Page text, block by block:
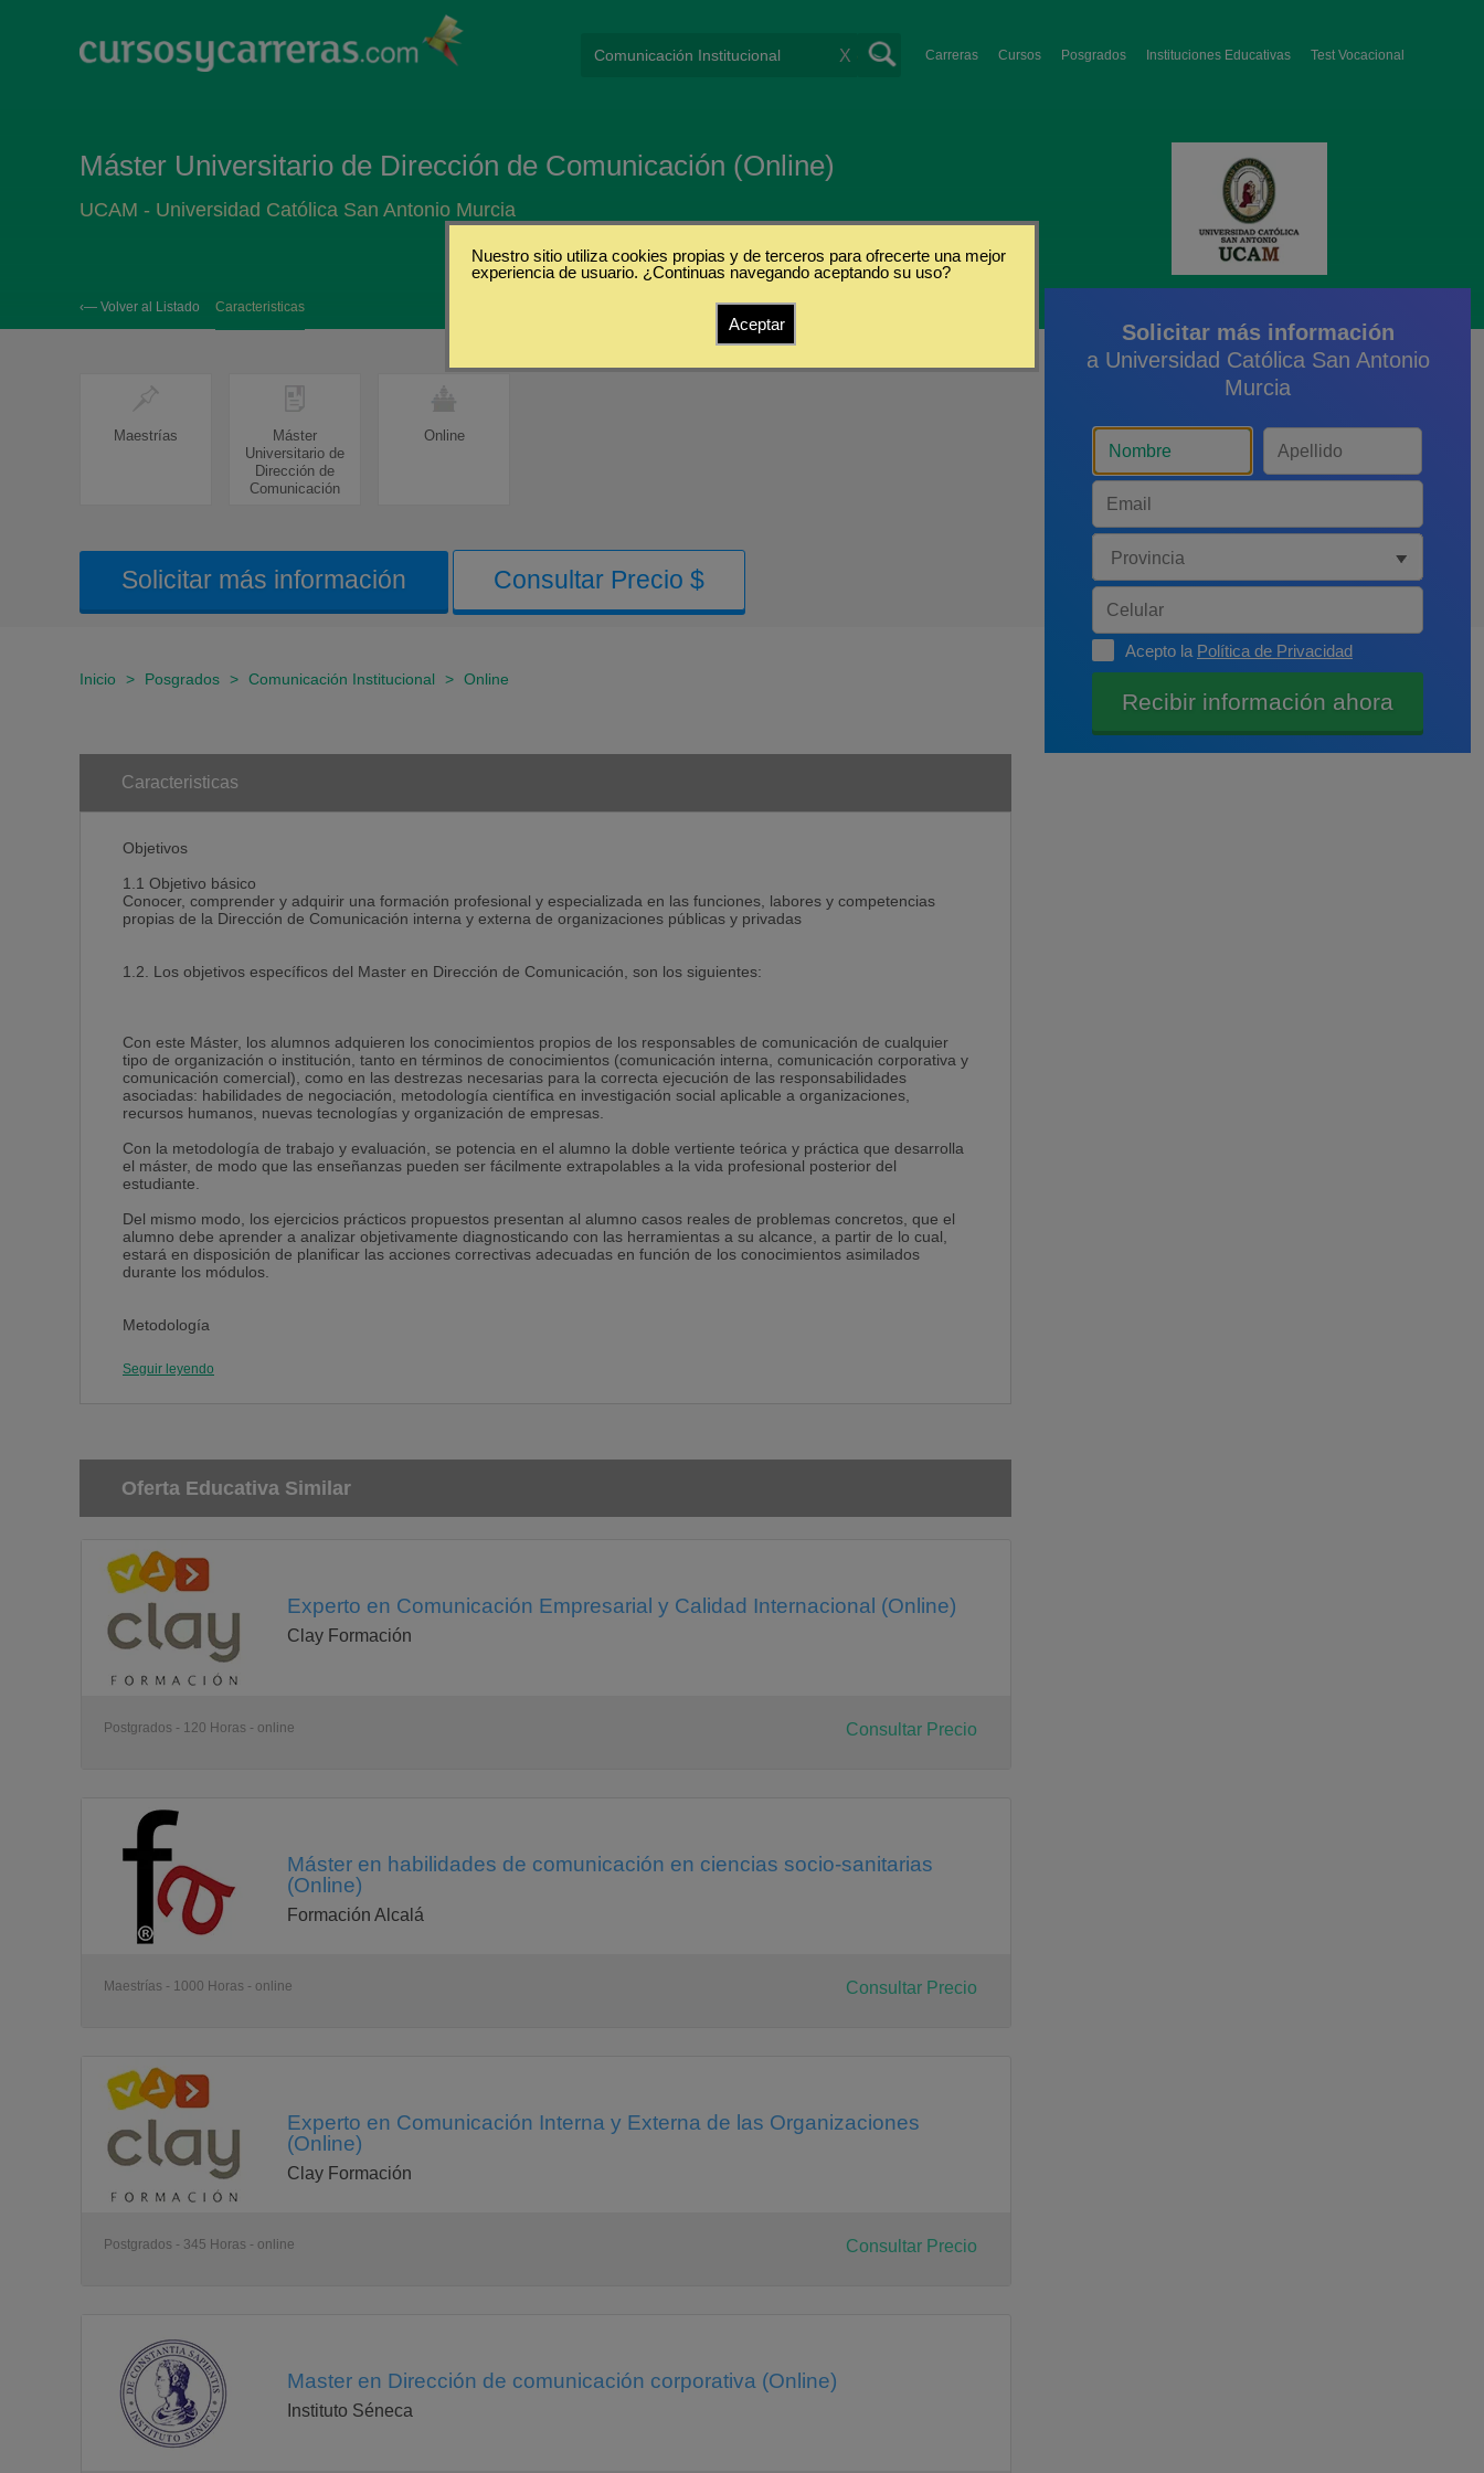
Carreras Cursos Posgrados Instituciones Educativas Test Vocacional
X
Máster Universitario de Dirección de Comunicación (Online)
UCAM - Universidad Católica San Antonio Murcia
‹— Volver al Listado Caracteristicas
Maestrías
Máster
Universitario de
Dirección de
Comunicación
Online
Solicitar más información Consultar Precio $
Inicio > Posgrados > Comunicación Institucional > Online
Caracteristicas
Objetivos
1.1 Objetivo básico
Conocer, comprender y adquirir una formación profesional y especializada en las funciones, labores y competencias
propias de la Dirección de Comunicación interna y externa de organizaciones públicas y privadas
1.2. Los objetivos específicos del Master en Dirección de Comunicación, son los siguientes:
Con este Máster, los alumnos adquieren los conocimientos propios de los responsables de comunicación de cualquier
tipo de organización o institución, tanto en términos de conocimientos (comunicación interna, comunicación corporativa y
comunicación comercial), como en las destrezas necesarias para la correcta ejecución de las responsabilidades
asociadas: habilidades de negociación, metodología científica en investigación social aplicable a organizaciones,
recursos humanos, nuevas tecnologías y organización de empresas.
Con la metodología de trabajo y evaluación, se potencia en el alumno la doble vertiente teórica y práctica que desarrolla
el máster, de modo que las enseñanzas pueden ser fácilmente extrapolables a la vida profesional posterior del
estudiante.
Del mismo modo, los ejercicios prácticos propuestos presentan al alumno casos reales de problemas concretos, que el
alumno debe aprender a analizar objetivamente diagnosticando con las herramientas a su alcance, a partir de lo cual,
estará en disposición de planificar las acciones correctivas adecuadas en función de los conocimientos asimilados
durante los módulos.
Metodología
La metodología responde a la necesidad de que el estudiante desarrolle sus capacidades de análisis, reflexión y
aplicación práctica, para lo cual cada uno de los módulos está estructurado en una doble vertiente conceptual y
Seguir leyendo
Oferta Educativa Similar
Experto en Comunicación Empresarial y Calidad Internacional (Online)
Clay Formación
Postgrados - 120 Horas - online Consultar Precio
Máster en habilidades de comunicación en ciencias socio-sanitarias
(Online)
Formación Alcalá
Maestrías - 1000 Horas - online Consultar Precio
Experto en Comunicación Interna y Externa de las Organizaciones
(Online)
Clay Formación
Postgrados - 345 Horas - online Consultar Precio
Master en Dirección de comunicación corporativa (Online)
Instituto Séneca
Solicitar más información
a Universidad Católica San Antonio
Murcia
Acepto la Política de Privacidad
Nuestro sitio utiliza cookies propias y de terceros para ofrecerte una mejor
experiencia de usuario. ¿Continuas navegando aceptando su uso?
Aceptar